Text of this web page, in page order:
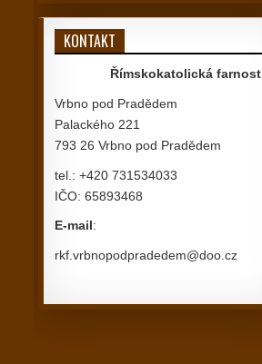
KONTAKT
Římskokatolická farnost
Vrbno pod Pradědem
Palackého 221
793 26 Vrbno pod Pradědem
tel.: +420 731534033
IČO: 65893468
E-mail:
rkf.vrbnopodpradedem@doo.cz